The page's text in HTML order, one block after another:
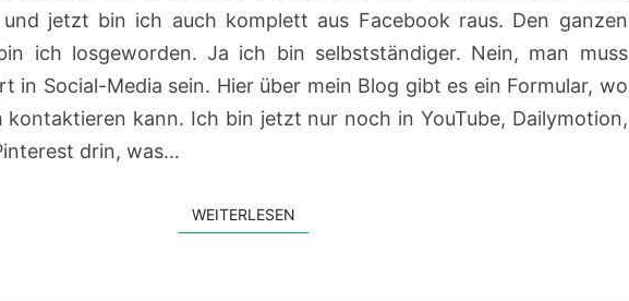
jetzt bin ich auch komplett aus Facebook raus. Den ganzen
ich losgeworden. Ja ich bin selbstständiger. Nein, man muss
in Social-Media sein. Hier über mein Blog gibt es ein Formular, wo
kontaktieren kann. Ich bin jetzt nur noch in YouTube, Dailymotion,
drin, was…
WEITERLESEN